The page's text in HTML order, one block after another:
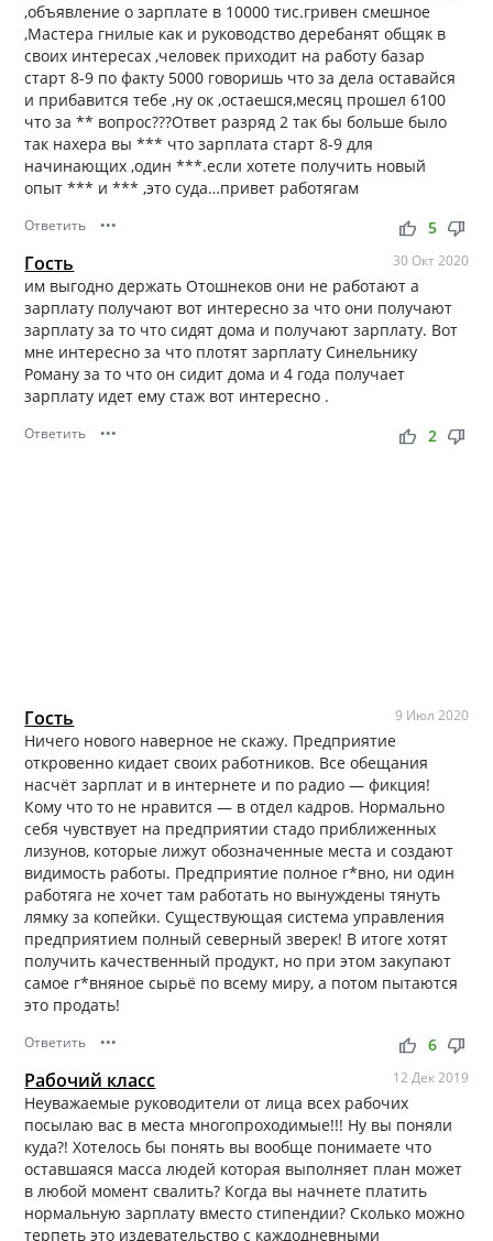
,объявление о зарплате в 10000 тис.гривен смешное
,Мастера гнилые как и руководство деребанят общяк в
своих интересах ,человек приходит на работу базар
старт 8-9 по факту 5000 говоришь что за дела оставайся
и прибавится тебе ,ну ок ,остаешся,месяц прошел 6100
что за ** вопрос???Ответ разряд 2 так бы больше было
так нахера вы *** что зарплата старт 8-9 для
начинающих ,один ***.если хотете получить новый
опыт *** и *** ,это суда…привет работягам
Ответить ••• thumb_up thumb_down
5
Гость 30 Окт 2020
им выгодно держать Отошнеков они не работают а
зарплату получают вот интересно за что они получают
зарплату за то что сидят дома и получают зарплату. Вот
мне интересно за что плотят зарплату Синельнику
Роману за то что он сидит дома и 4 года получает
зарплату идет ему стаж вот интересно .
Ответить ••• thumb_up thumb_down
2
Гость 9 Июл 2020
Ничего нового наверное не скажу. Предприятие
откровенно кидает своих работников. Все обещания
насчёт зарплат и в интернете и по радио — фикция!
Кому что то не нравится — в отдел кадров. Нормально
себя чувствует на предприятии стадо приближенных
лизунов, которые лижут обозначенные места и создают
видимость работы. Предприятие полное г*вно, ни один
работяга не хочет там работать но вынуждены тянуть
лямку за копейки. Существующая система управления
предприятием полный северный зверек! В итоге хотят
получить качественный продукт, но при этом закупают
самое г*вняное сырьё по всему миру, а потом пытаются
это продать!
Ответить ••• thumb_up thumb_down
6
Рабочий класс 12 Дек 2019
Неуважаемые руководители от лица всех рабочих
посылаю вас в места многопроходимые!!! Ну вы поняли
куда?! Хотелось бы понять вы вообще понимаете что
оставшаяся масса людей которая выполняет план может
в любой момент свалить? Когда вы начнете платить
нормальную зарплату вместо стипендии? Сколько можно
терпеть это издевательство с каждодневными